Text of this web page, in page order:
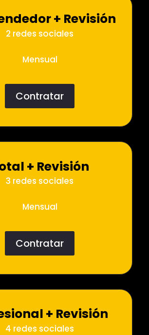
+ Revisión
2 redes sociales
Mensual
Contratar
+ Revisión
3 redes sociales
Mensual
Contratar
+ Revisión
4 redes sociales